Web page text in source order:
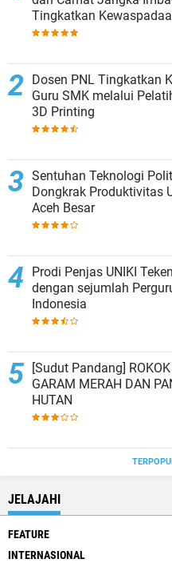
Tingkatkan
Dosen PNL Tingkatkan
Guru SMK melalui
3D Printing
Sentuhan Teknologi
Dongkrak Produktivitas
Aceh Besar
Prodi Penjas UNIKI
dengan sejumlah
Indonesia
[Sudut Pandang] ROKOK
GARAM MERAH DAN
HUTAN
JELAJAHI
FEATURE
INTERNASIONAL